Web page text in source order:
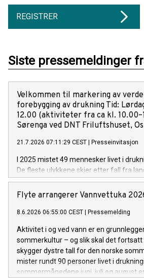
REGISTRER
Siste pressemeldinger
Velkommen til markering av
forebygging av drukning Tid:
12.00 (aktiviteter fra ca kl.
Sørenga ved DNT Friluftshuset,
21.7.2026 07:11:29 CEST Presseinvitasjon
I 2025 mistet 49 mennesker livet i
De fleste ulykkene skjer etter fall fra
fritidsbåt – hendelser som i mange
løpet av 1. halvår har allerede 43
Flyte arrangerer Vannvettuka
8.6.2026 06:55:00 CEST Pressemelding
Aktivitet i og ved vann er en
sommerkultur – og slik skal det
skygger dystre tall for den norske
mister rundt 90 personer livet i
sommermånedene juni, juli og august